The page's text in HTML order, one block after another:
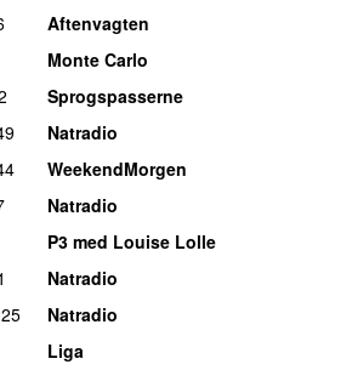
Aftenvagten
Monte Carlo
Sprogspasserne
Natradio
WeekendMorgen
Natradio
P3 med Louise Lolle
Natradio
Natradio
Liga